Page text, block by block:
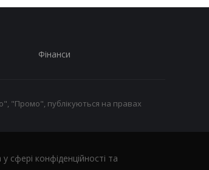
Фінанси
"Промо", публікуються на правах
у сфері конфіденційності та